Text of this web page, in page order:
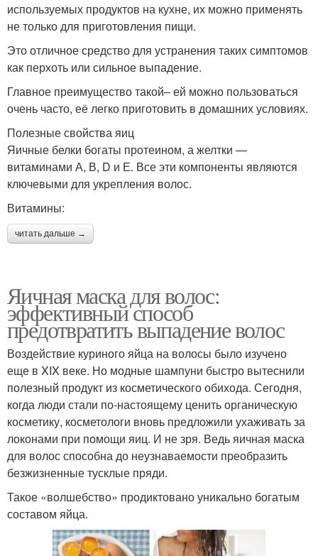
используемых продуктов на кухне, их можно применять
не только для приготовления пищи.
Это отличное средство для устранения таких симптомов
как перхоть или сильное выпадение.
Главное преимущество такой– ей можно пользоваться
очень часто, её легко приготовить в домашних условиях.
Полезные свойства яиц
Яичные белки богаты протеином, а желтки —
витаминами А, В, D и Е. Все эти компоненты являются
ключевыми для укрепления волос.
Витамины:
читать дальше →
Яичная маска для волос:
эффективный способ
предотвратить выпадение волос
Воздействие куриного яйца на волосы было изучено
еще в XIX веке. Но модные шампуни быстро вытеснили
полезный продукт из косметического обихода. Сегодня,
когда люди стали по-настоящему ценить органическую
косметику, косметологи вновь предложили ухаживать за
локонами при помощи яиц. И не зря. Ведь яичная маска
для волос способна до неузнаваемости преобразить
безжизненные тусклые пряди.
Такое «волшебство» продиктовано уникально богатым
составом яйца.